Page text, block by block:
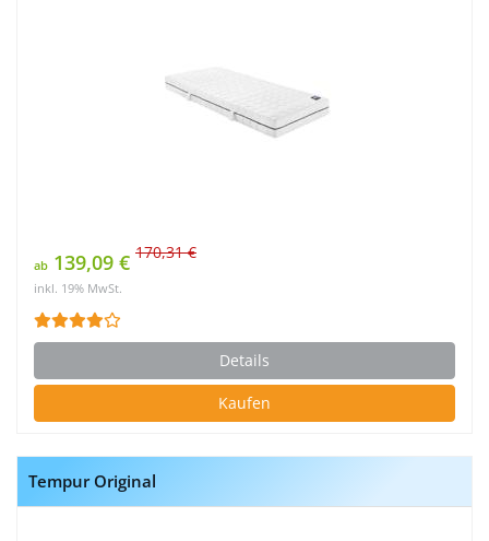
ab 139,09 € 170,31 €
inkl. 19% MwSt.
Details
Kaufen
Tempur Original